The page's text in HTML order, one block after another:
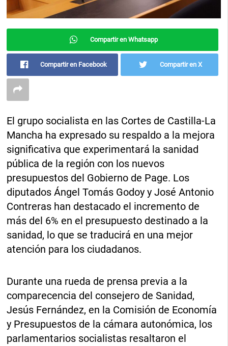
Compartir en Whatsapp
Compartir en Facebook Compartir en X
El grupo socialista en las Cortes de Castilla-La
Mancha ha expresado su respaldo a la mejora
significativa que experimentará la sanidad
pública de la región con los nuevos
presupuestos del Gobierno de Page. Los
diputados Ángel Tomás Godoy y José Antonio
Contreras han destacado el incremento de
más del 6% en el presupuesto destinado a la
sanidad, lo que se traducirá en una mejor
atención para los ciudadanos.
Durante una rueda de prensa previa a la
comparecencia del consejero de Sanidad,
Jesús Fernández, en la Comisión de Economía
y Presupuestos de la cámara autonómica, los
parlamentarios socialistas resaltaron el